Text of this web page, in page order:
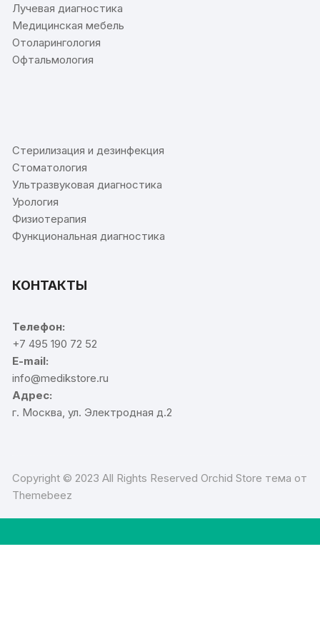
Лучевая диагностика
Медицинская мебель
Отоларингология
Офтальмология
Стерилизация и дезинфекция
Стоматология
Ультразвуковая диагностика
Урология
Физиотерапия
Функциональная диагностика
КОНТАКТЫ
Телефон:
+7 495 190 72 52
E-mail:
info@medikstore.ru
Адрес:
г. Москва, ул. Электродная д.2
Copyright © 2023 All Rights Reserved Orchid Store тема от
Themebeez